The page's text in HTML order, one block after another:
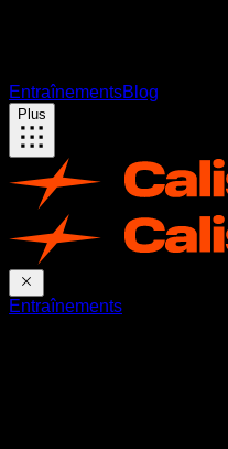
EntraînementsBlog
Plus
Entraînements